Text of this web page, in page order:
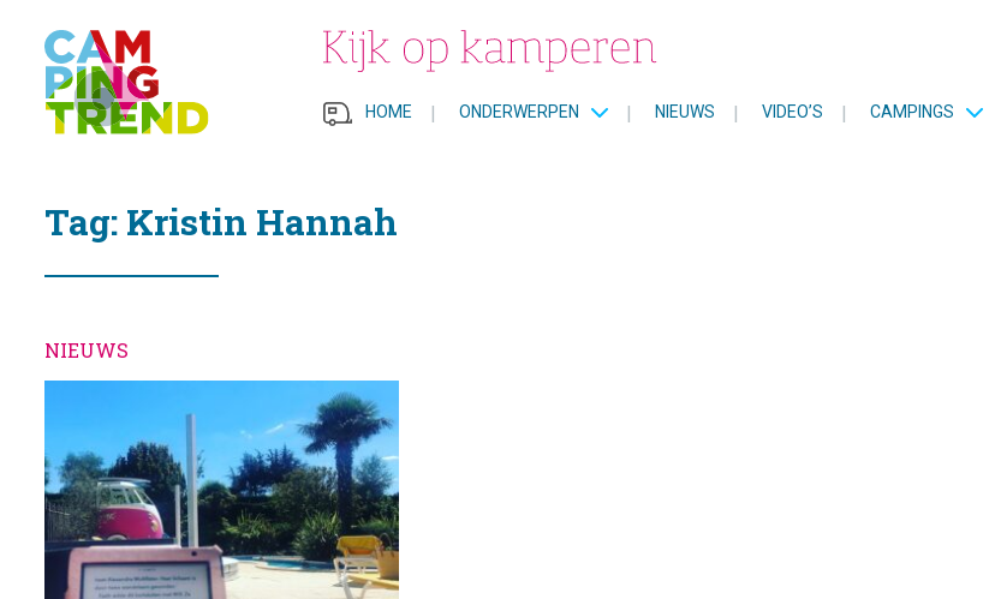
HOME | ONDERWERPEN | NIEUWS | VIDEO’S | CAMPINGS
Tag: Kristin Hannah
NIEUWS